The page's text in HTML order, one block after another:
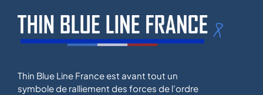
Thin Blue Line France est avant tout un
symbole de ralliement des forces de l’ordre